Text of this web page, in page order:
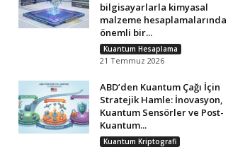
bilgisayarlarla kimyasal
malzeme hesaplamalarında
önemli bir...
Kuantum Hesaplama
21 Temmuz 2026
ABD’den Kuantum Çağı İçin
Stratejik Hamle: İnovasyon,
Kuantum Sensörler ve Post-
Kuantum...
Kuantum Kriptografi